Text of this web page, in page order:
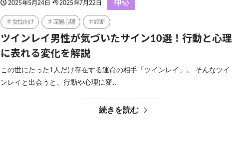
2025年5月24日 2025年7月22日 神秘
女性向け 深層心理 診断
ツインレイ男性が気づいたサイン10選！行動と心理
に表れる変化を解説
この世にたった1人だけ存在する運命の相手「ツインレイ」。 そんなツイ
ンレイと出会うと、行動や心理に変…
続きを読む